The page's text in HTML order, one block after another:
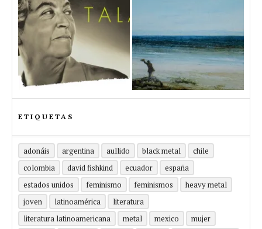
ETIQUETAS
adonáis argentina aullido black metal
chile
colombia
david fishkind ecuador
españa
estados unidos
feminismo feminismos
heavy metal
joven
latinoamérica
literatura
literatura latinoamericana
metal mexico
mujer